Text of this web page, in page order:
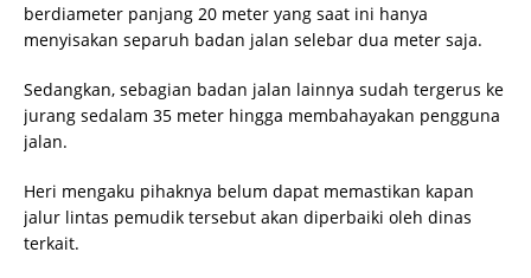
berdiameter panjang 20 meter yang saat ini hanya
menyisakan separuh badan jalan selebar dua meter saja.
Sedangkan, sebagian badan jalan lainnya sudah tergerus ke
jurang sedalam 35 meter hingga membahayakan pengguna
jalan.
Heri mengaku pihaknya belum dapat memastikan kapan
jalur lintas pemudik tersebut akan diperbaiki oleh dinas
terkait.